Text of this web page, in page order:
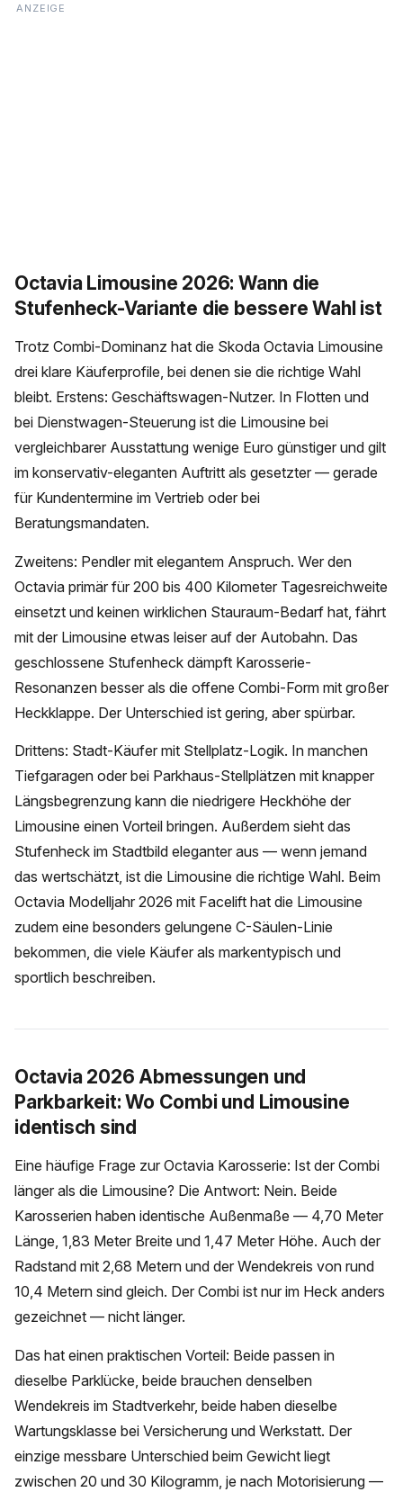
Octavia Limousine 2026: Wann die
Stufenheck-Variante die bessere Wahl ist
Trotz Combi-Dominanz hat die Skoda Octavia Limousine
drei klare Käuferprofile, bei denen sie die richtige Wahl
bleibt. Erstens: Geschäftswagen-Nutzer. In Flotten und
bei Dienstwagen-Steuerung ist die Limousine bei
vergleichbarer Ausstattung wenige Euro günstiger und gilt
im konservativ-eleganten Auftritt als gesetzter — gerade
für Kundentermine im Vertrieb oder bei
Beratungsmandaten.
Zweitens: Pendler mit elegantem Anspruch. Wer den
Octavia primär für 200 bis 400 Kilometer Tagesreichweite
einsetzt und keinen wirklichen Stauraum-Bedarf hat, fährt
mit der Limousine etwas leiser auf der Autobahn. Das
geschlossene Stufenheck dämpft Karosserie-
Resonanzen besser als die offene Combi-Form mit großer
Heckklappe. Der Unterschied ist gering, aber spürbar.
Drittens: Stadt-Käufer mit Stellplatz-Logik. In manchen
Tiefgaragen oder bei Parkhaus-Stellplätzen mit knapper
Längsbegrenzung kann die niedrigere Heckhöhe der
Limousine einen Vorteil bringen. Außerdem sieht das
Stufenheck im Stadtbild eleganter aus — wenn jemand
das wertschätzt, ist die Limousine die richtige Wahl. Beim
Octavia Modelljahr 2026 mit Facelift hat die Limousine
zudem eine besonders gelungene C-Säulen-Linie
bekommen, die viele Käufer als markentypisch und
sportlich beschreiben.
Octavia 2026 Abmessungen und
Parkbarkeit: Wo Combi und Limousine
identisch sind
Eine häufige Frage zur Octavia Karosserie: Ist der Combi
länger als die Limousine? Die Antwort: Nein. Beide
Karosserien haben identische Außenmaße — 4,70 Meter
Länge, 1,83 Meter Breite und 1,47 Meter Höhe. Auch der
Radstand mit 2,68 Metern und der Wendekreis von rund
10,4 Metern sind gleich. Der Combi ist nur im Heck anders
gezeichnet — nicht länger.
Das hat einen praktischen Vorteil: Beide passen in
dieselbe Parklücke, beide brauchen denselben
Wendekreis im Stadtverkehr, beide haben dieselbe
Wartungsklasse bei Versicherung und Werkstatt. Der
einzige messbare Unterschied beim Gewicht liegt
zwischen 20 und 30 Kilogramm, je nach Motorisierung —